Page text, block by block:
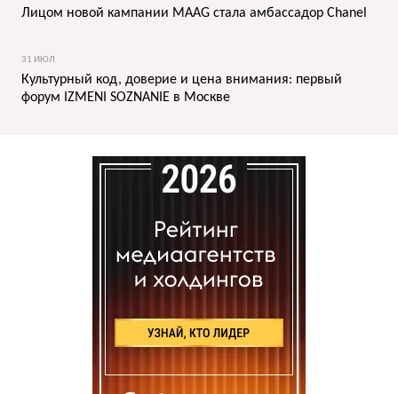
Лицом новой кампании MAAG стала амбассадор Chanel
31 ИЮЛ
Культурный код, доверие и цена внимания: первый
форум IZMENI SOZNANIE в Москве